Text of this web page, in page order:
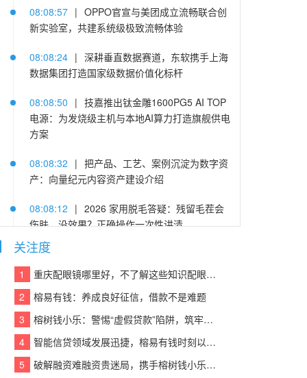
08:08:57 | OPPO官宣与美团成立流畅联合创
新实验室，共建系统级极致流畅体验
08:08:24 | 深耕垂直数据赛道，东软携手上海
数据集团打造国家级数据价值化标杆
08:08:50 | 技嘉推出钛金雕1600PG5 AI TOP
电源：为发烧级主机与本地AI算力打造旗舰供电
方案
08:08:32 | 把产品、工艺、案例沉淀为数字资
产：向量纪元内容资产建设介绍
08:08:12 | 2026 家用脱毛答疑：残留毛茬会
伤肤、没效果？正确操作一次性讲清
08:08:38
个“家”的故事里
08:08:10 |
Seedance 2.5首发体验入口来了，
PixPix把AI视频价格打到4.6折
08:08:31 | 硬核启航·域见未来——硬之城启用
YZCX.com，加速迈向物理AI智造引擎
关注度
1
重庆配眼镜哪里好，不了解这些知识配眼镜会被坑！
2
榕易有钱：养成良好征信，借款不是难题
3
榕树钱小乐：警惕“虚假贷款”陷阱，筑牢反诈“防火墙”
4
智能信贷领域发展迅捷，榕易有钱时刻以客户为中心，回报每一份信任
5
破解融资难融资贵迷局，携手榕树钱小乐，让贷款成功触手可及